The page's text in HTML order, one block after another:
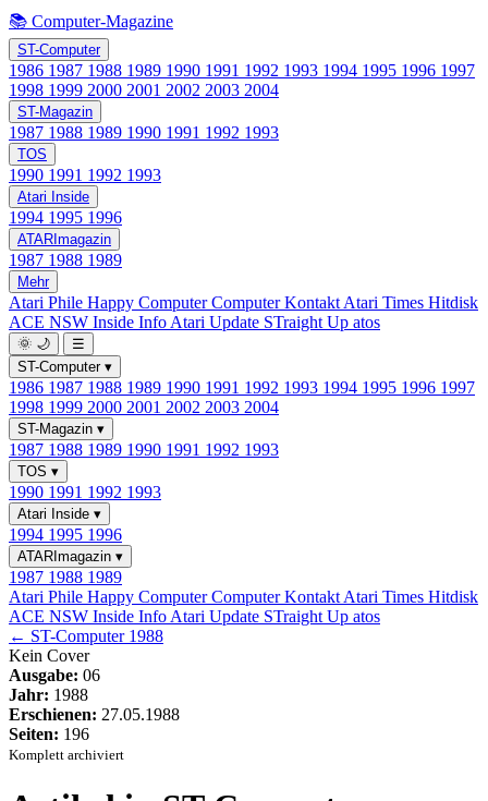
📚 Computer-Magazine
ST-Computer
1986 1987 1988 1989 1990 1991 1992 1993 1994 1995 1996 1997
1998 1999 2000 2001 2002 2003 2004
ST-Magazin
1987 1988 1989 1990 1991 1992 1993
TOS
1990 1991 1992 1993
Atari Inside
1994 1995 1996
ATARImagazin
1987 1988 1989
Mehr
Atari Phile Happy ComputerComputer Kontakt Atari Times Hitdisk
ACE NSW Inside Info Atari Update STraight Up atos
🌞 🌙
☰
ST-Computer ▾
1986 1987 1988 1989 1990 1991 1992 1993 1994 1995 1996 1997
1998 1999 2000 2001 2002 2003 2004
ST-Magazin ▾
1987 1988 1989 1990 1991 1992 1993
TOS ▾
1990 1991 1992 1993
Atari Inside ▾
1994 1995 1996
ATARImagazin ▾
1987 1988 1989
Atari Phile Happy ComputerComputer Kontakt Atari Times Hitdisk
ACE NSW Inside Info Atari Update STraight Up atos
← ST-Computer 1988
Kein Cover
Ausgabe: 06
Jahr: 1988
Erschienen: 27.05.1988
Seiten: 196
Komplett archiviert